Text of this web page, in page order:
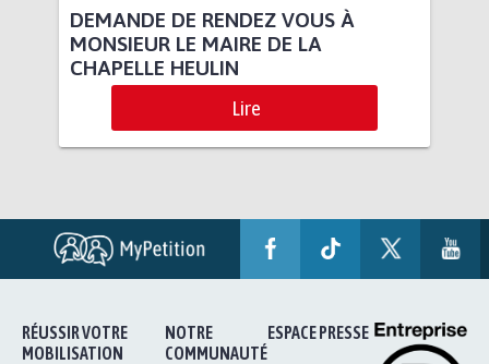
DEMANDE DE RENDEZ VOUS À
MONSIEUR LE MAIRE DE LA
CHAPELLE HEULIN
Lire
RÉUSSIR VOTRE
MOBILISATION
NOTRE
COMMUNAUTÉ
ESPACE PRESSE